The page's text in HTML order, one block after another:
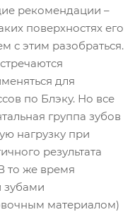
рекомендации –
поверхностях его
с этим разобраться.
для
по Блэку. Но все
группа зубов
нагрузку при
результата
то же время
зубами
материалом)